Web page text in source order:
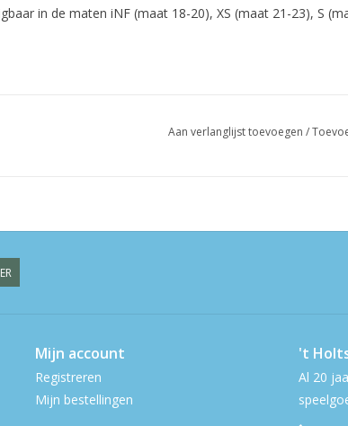
in de maten iNF (maat 18-20), XS (maat 21-23), S
Aan verlanglijst toevoegen /
Mijn account
Registreren
Mijn bestellingen
't
Al 20